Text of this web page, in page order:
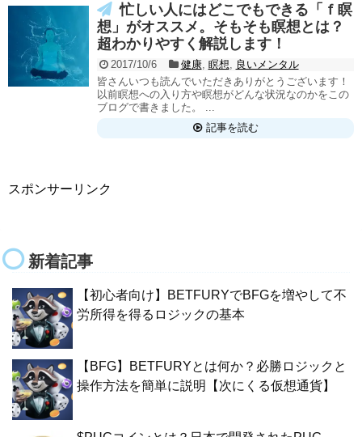
忙しい人にはどこでもできる「ｆ瞑
想」がオススメ。そもそも瞑想とは？
超わかりやすく解説します！
2017/10/6 健康, 瞑想
良いメンタル
皆さんいつも読んでいただきありがとうございます！
以前瞑想への入り方や瞑想がどんな状況なのかをこの
ブログで書きました。 ...
記事を読む
スポンサーリンク
新着記事
【初心者向け】BETFURYでBFGを増やして不
労所得を得るロジックの基本
【BFG】BETFURYとは何か？必勝ロジックと
操作方法を簡単に説明【次にくる仮想通貨】